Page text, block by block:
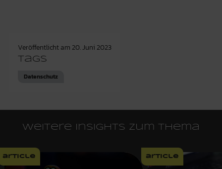
Veröffentlicht am 20. Juni 2023
Tags
Datenschutz
Weitere Insights zum Thema
article article